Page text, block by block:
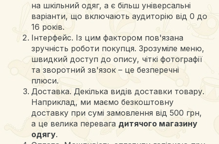
на шкільний одяг, а є більш універсальні
варіанти, що включають аудиторію від 0 до
16 років.
Інтерфейс. Із цим фактором пов'язана
зручність роботи покупця. Зрозуміле меню,
швидкий доступ до опису, чіткі фотографії
та зворотний зв'язок – це безперечні
плюси.
Доставка. Декілька видів доставки товару.
Наприклад, ми маємо безкоштовну
доставку при сумі замовлення від 500 грн,
а це велика перевага дитячого магазину
одягу.